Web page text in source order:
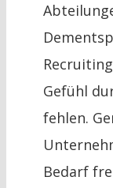
Gefühl
fehlen.
Bedarf